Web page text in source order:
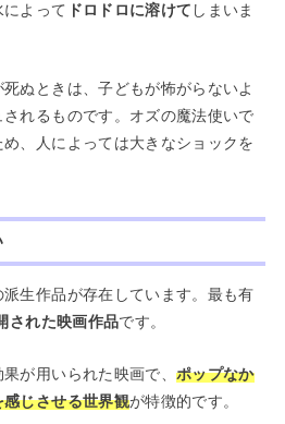
よって ドロドロに溶けて しまいま
ぬときは、子どもが怖がらないよ
れるものです。オズの魔法使いで
、人によっては大きなショックを
生作品が存在しています。最も有
された映画作品です。
が用いられた映画で、 ポップなか
じさせる世界観が特徴的です。